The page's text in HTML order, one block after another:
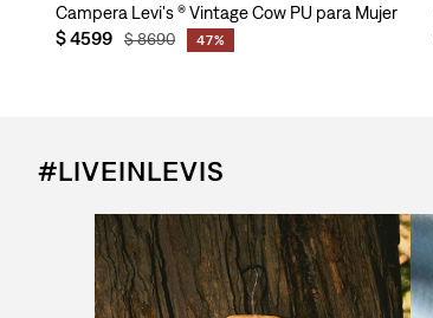
Campera Levi's ® Vintage Cow PU para Mujer
$4599 $8690 47%
#LIVEINLEVIS